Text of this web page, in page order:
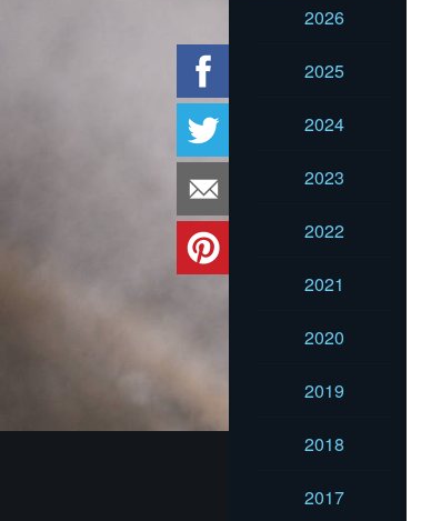
2026
2025
2024
2023
2022
2021
2020
2019
2018
2017